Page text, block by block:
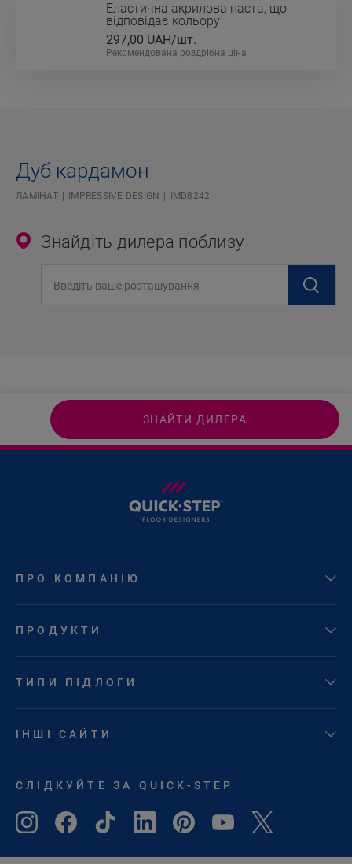
Еластична акрилова паста, що
відповідає кольору
297,00 UAH/шт.
Рекомендована роздрібна ціна
Дуб кардамон
ЛАМІНАТ IMPRESSIVE DESIGN IMD8242
Знайдіть дилера поблизу
ЗНАЙТИ ДИЛЕРА
ПРО КОМПАНІЮ
ПРОДУКТИ
ТИПИ ПІДЛОГИ
ІНШІ САЙТИ
СЛІДКУЙТЕ ЗА QUICK-STEP